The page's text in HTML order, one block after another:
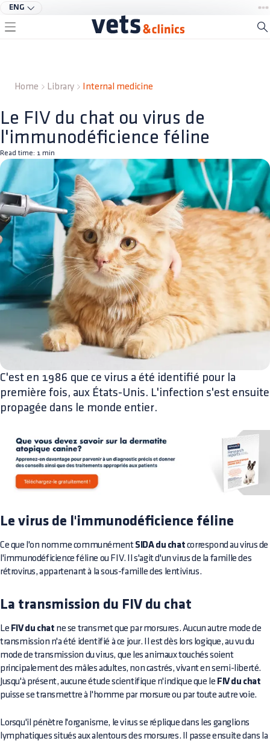
ENG
Home Library Internal medicine
Le FIV du chat ou virus de
l'immunodéficience féline
Read time: 1 min
C'est en 1986 que ce virus a été identifié pour la
première fois, aux États-Unis. L'infection s'est ensuite
propagée dans le monde entier.
Le virus de l'immunodéficience féline
Ce que l'on nomme communément SIDA du chat correspond au virus de
l'immunodéficience féline ou FIV. Il s'agit d'un virus de la famille des
rétrovirus, appartenant à la sous-famille des lentivirus.
La transmission du FIV du chat
Le FIV du chat ne se transmet que par morsures. Aucun autre mode de
transmission n'a été identifié à ce jour. Il est dès lors logique, au vu du
mode de transmission du virus, que les animaux touchés soient
principalement des mâles adultes, non castrés, vivant en semi-liberté.
Jusqu'à présent, aucune étude scientifique n'indique que le FIV du chat
puisse se transmettre à l'homme par morsure ou par toute autre voie.
Lorsqu'il pénètre l'organisme, le virus se réplique dans les ganglions
lymphatiques situés aux alentours des morsures. Il passe ensuite dans la